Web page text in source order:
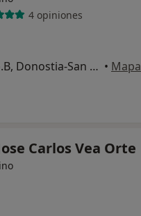
4 opiniones
Cl. Amezketa, 19-Entlo.B, Donostia-San Sebastian • Mapa
Carlos Vea Orte